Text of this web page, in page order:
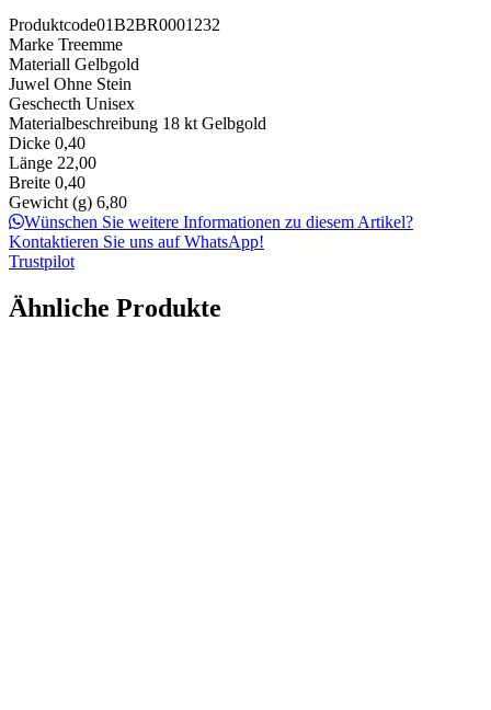
Produktcode01B2BR0001232
Marke Treemme
Materiall Gelbgold
Juwel Ohne Stein
Geschecth Unisex
Materialbeschreibung 18 kt Gelbgold
Dicke 0,40
Länge 22,00
Breite 0,40
Gewicht (g) 6,80
Wünschen Sie weitere Informationen zu diesem Artikel?
Kontaktieren Sie uns auf WhatsApp!
Trustpilot
Ähnliche Produkte